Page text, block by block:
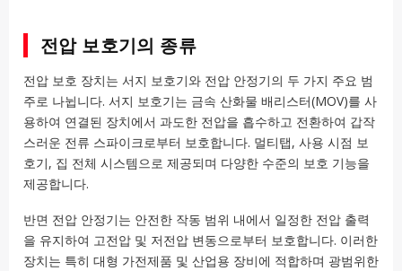
전압 보호기의 종류
전압 보호 장치는 서지 보호기와 전압 안정기의 두 가지 주요 범
주로 나뉩니다. 서지 보호기는 금속 산화물 배리스터(MOV)를 사
용하여 연결된 장치에서 과도한 전압을 흡수하고 전환하여 갑작
스러운 전류 스파이크로부터 보호합니다. 멀티탭, 사용 시점 보
호기, 집 전체 시스템으로 제공되며 다양한 수준의 보호 기능을
제공합니다.
반면 전압 안정기는 안전한 작동 범위 내에서 일정한 전압 출력
을 유지하여 고전압 및 저전압 변동으로부터 보호합니다. 이러한
장치는 특히 대형 가전제품 및 산업용 장비에 적합하며 광범위한